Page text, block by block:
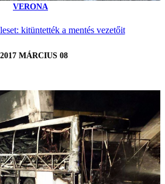
VERONA
kitüntették a mentés vezetőit
2017 MÁRCIUS 08